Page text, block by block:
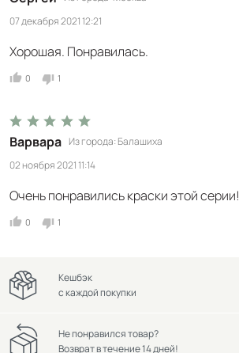
07 декабря 2021 12:21
Хорошая. Понравилась.
0 1
Варвара Из города Балашиха
02 ноября 2021 11:14
Очень понравились краски этой серии!
0 1
Кешбэк
с каждой покупки
Не понравился товар?
Возврат в течение 14 дней!